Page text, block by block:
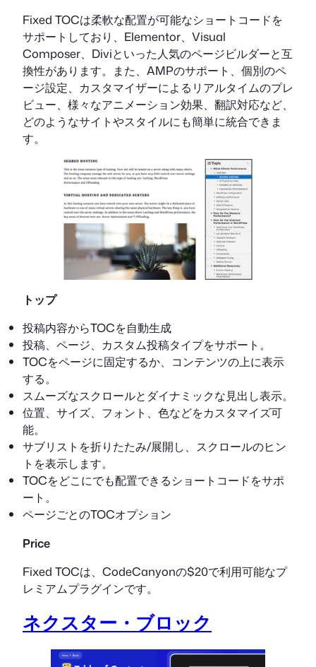
Fixed TOCは柔軟な配置が可能なショートコードを
サポートしており、Elementor、Visual
Composer、Diviといった人気のページビルダーと互
換性があります。また、AMPのサポート、個別のペ
ージ設定、カスタマイザーによるリアルタイムのプレ
ビュー、様々なアニメーション効果、翻訳対応など、
どのようなサイトやスタイルにも簡単に統合できま
す。
トップ
投稿内容からTOCを自動生成
投稿、ページ、カスタム投稿タイプをサポート。
TOCをページに固定するか、コンテンツの上に表示
する。
スムーズなスクロールとダイナミックな見出し表示。
位置、サイズ、フォント、色などをカスタマイズ可
能。
サブリストを折りたたみ/展開し、スクロールのヒン
トを表示します。
TOCをどこにでも配置できるショートコードをサポ
ート。
ページごとのTOCオプション
Price
Fixed TOCは、CodeCanyonの$20で利用可能なプ
レミアムプラグインです。
ネクスター・ブロック